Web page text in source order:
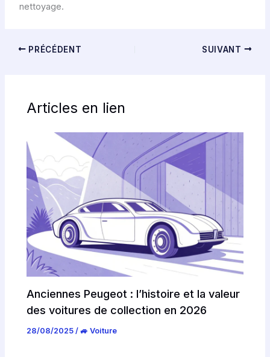
nettoyage.
PRÉCÉDENT SUIVANT
Articles en lien
Anciennes Peugeot : l’histoire et la valeur
des voitures de collection en 2026
28/08/2025/🚙 Voiture